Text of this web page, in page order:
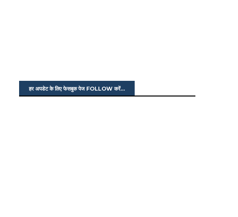
हर अपडेट के लिए फेसबुक पेज FOLLOW करें...